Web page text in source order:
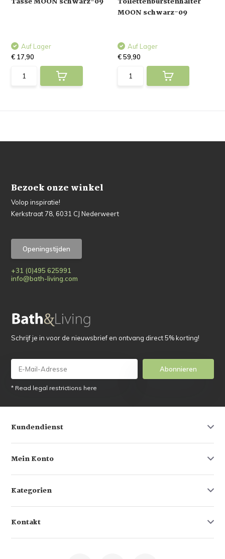
Auf Lager
€ 17,90
MOON schwarz-09
Auf Lager
€ 59,90
Bezoek onze winkel
Volop inspiratie!
Kerkstraat 78, 6031 CJ Nederweert
Openingstijden
+31 (0)495 625991
info@bath-living.com
Schrijf je in voor de nieuwsbrief en ontvang direct 5% korting!
Abonnieren
* Read legal restrictions here
Kundendienst
Mein Konto
Kategorien
Kontakt